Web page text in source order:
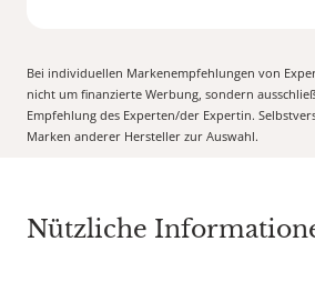
Bei individuellen Markenempfehlungen von
nicht um finanzierte Werbung, sondern
Empfehlung des Experten/der Expertin.
Marken anderer Hersteller zur Auswahl.
Nützliche